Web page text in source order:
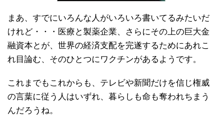
まあ、すでにいろんな人がいろいろ書いてるみたいだ
けれど・・・医療と製薬企業、さらにその上の巨大金
融資本とが、世界の経済支配を完遂するためにあれこ
れ目論む、そのひとつにワクチンがあるようです。
これまでもこれからも、テレビや新聞だけを信じ権威
の言葉に従う人はいずれ、暮らしも命も奪われちまう
んだろうね。